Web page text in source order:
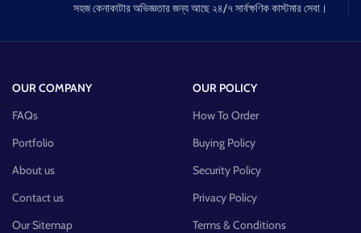
সহজ কেনাকাটার অভিজ্ঞতার জন্য আছে ২৪/৭ সার্বক্ষণিক কাস্টমার সেবা।
OUR COMPANY
FAQs
Portfolio
About us
Contact us
Our Sitemap
OUR POLICY
How To Order
Buying Policy
Security Policy
Privacy Policy
Terms & Conditions